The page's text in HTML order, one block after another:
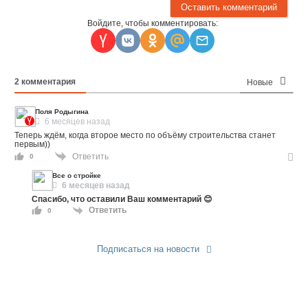
Войдите, чтобы комментировать:
2 комментария Новые
Поля Родыгина
6 месяцев назад
Теперь ждём, когда второе место по объёму строительства станет
первым))
0 Ответить
Все о стройке
6 месяцев назад
Спасибо, что оставили Ваш комментарий 😊
0 Ответить
Подписаться на новости